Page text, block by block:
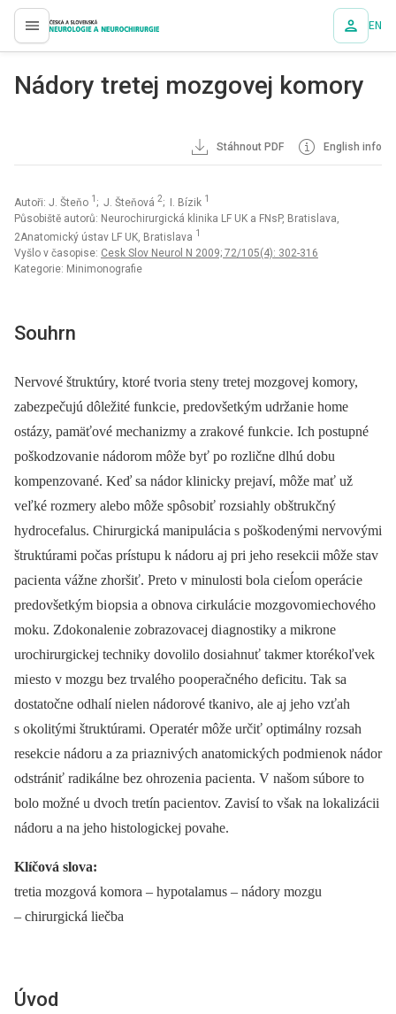
proLékaře.cz EN
Nádory tretej mozgovej komory
Stáhnout PDF English info
Autoři: J. Šteňo 1 ; J. Šteňová 2; I. Bízik 1
Působiště autorů: Neurochirurgická klinika LF UK a FNsP, Bratislava,
2Anatomický ústav LF UK, Bratislava 1
Vyšlo v časopise: Cesk Slov Neurol N 2009; 72/105(4): 302-316
Kategorie: Minimonografie
Souhrn
Nervové štruktúry, ktoré tvori a steny tretej mozgovej komory,
zabezpečujú dôležité funkci e, predovšetkým udržani e home
ostázy, pamäťové mechanizmy a zrakové funkci e. Ich postupné
poškodzovani e nádorom môže byť po rozlične dlhú dobu
kompenzované. Keď sa nádor klinicky prejaví, môže mať už
veľké rozmery alebo môže spôsobiť rozsi ahly obštrukčný
hydrocefalus. Chirurgická manipuláci a s poškodenými nervovými
štruktúrami počas prístupu k nádoru aj pri jeho resekcii môže stav
paci enta vážne zhoršiť. Preto v minulosti bola ci eĺom operáci e
predovšetkým bi opsi a a obnova cirkuláci e mozgovomi echového
moku. Zdokonaleni e zobrazovacej di agnostiky a mikrone
urochirurgickej techniky dovolilo dosi ahnuť takmer ktorékoľvek
mi esto v mozgu bez trvalého po operačného deficitu. Tak sa
dostatočne odhalí ni elen nádorové tkanivo, ale aj jeho vzťah
s okolitými štruktúrami. Operatér môže určiť optimálny rozsah
resekci e nádoru a za pri aznivých anatomických podmi enok nádor
odstrániť radikálne bez ohrozeni a paci enta. V našom súbore to
bolo možné u dvoch tretín paci entov. Zavisí to však na lokalizácii
nádoru a na jeho histologickej povahe.
Klíčová slova:
tretia mozgová komora –⁠ hypotalamus –⁠ nádory mozgu
–⁠ chirurgická liečba
Úvod